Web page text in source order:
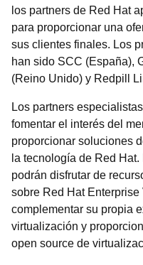
los partners de Red Hat
para proporcionar una
sus clientes finales. Los
han sido SCC (España),
(Reino Unido) y Redpill
Los partners
fomentar el interés del
proporcionar soluciones
la tecnología de Red
podrán disfrutar de
sobre Red Hat
complementar su propia
virtualización y
open source de